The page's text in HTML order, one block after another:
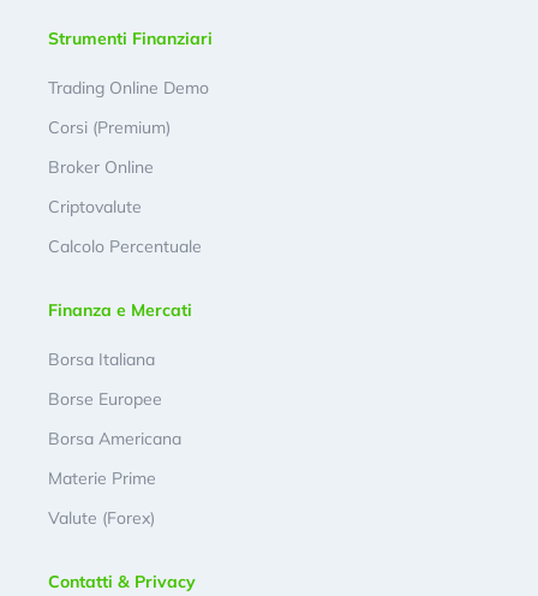
Strumenti Finanziari
Trading Online Demo
Corsi (Premium)
Broker Online
Criptovalute
Calcolo Percentuale
Finanza e Mercati
Borsa Italiana
Borse Europee
Borsa Americana
Materie Prime
Valute (Forex)
Contatti & Privacy